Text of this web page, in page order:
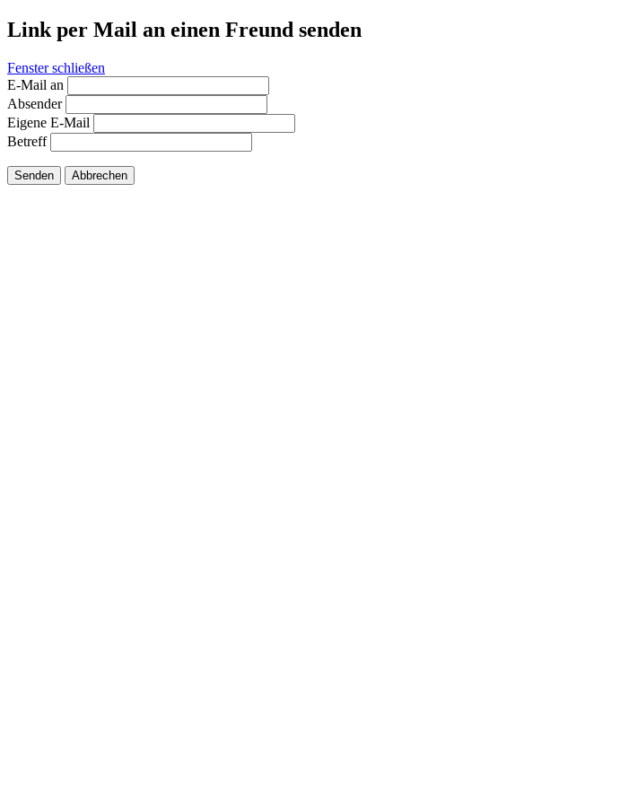
Link per Mail an einen Freund senden
Fenster schließen
E-Mail an
Absender
Eigene E-Mail
Betreff
Senden Abbrechen